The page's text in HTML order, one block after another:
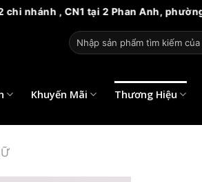
, CN1 tại 2 Phan Anh, phường 14,
Tìm
kiếm:
Khuyến Mãi Thương Hiệu